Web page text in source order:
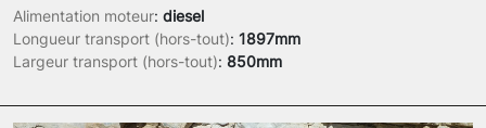
Alimentation moteur: diesel
Longueur transport (hors-tout): 1897mm
Largeur transport (hors-tout): 850mm